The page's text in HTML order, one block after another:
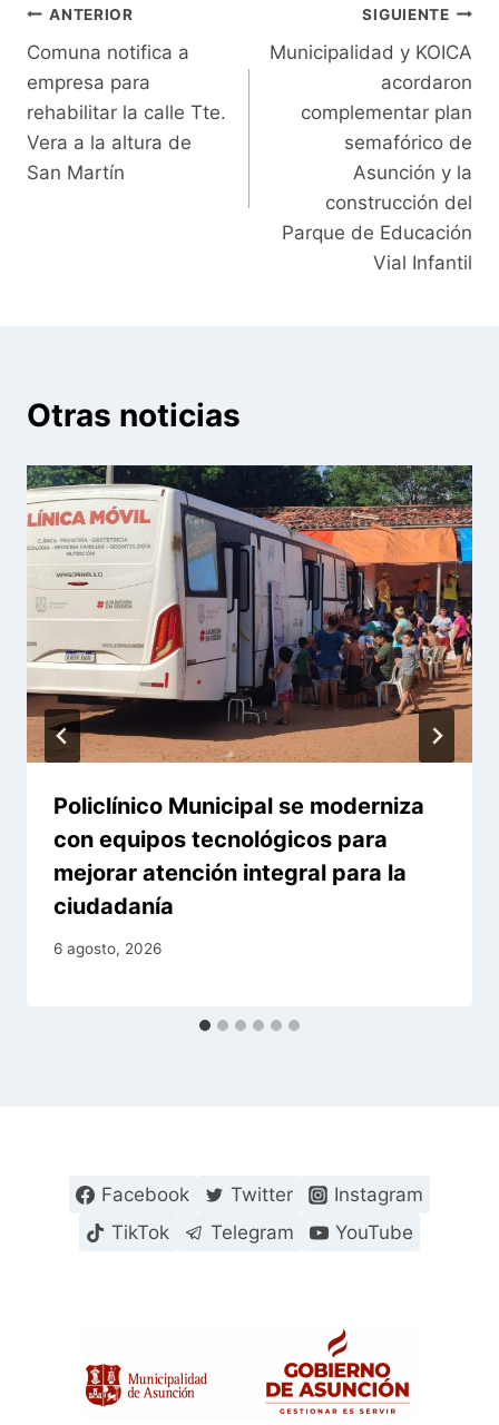
Navegación
de
entradas
ANTERIOR
Comuna notifica a
empresa para
rehabilitar la calle Tte.
Vera a la altura de
San Martín
SIGUIENTE
Municipalidad y KOICA
acordaron
complementar plan
semafórico de
Asunción y la
construcción del
Parque de Educación
Vial Infantil
Otras noticias
Policlínico Municipal se moderniza
con equipos tecnológicos para
mejorar atención integral para la
ciudadanía
6 agosto, 2026
Facebook Twitter
Instagram
TikTok
Telegram YouTube